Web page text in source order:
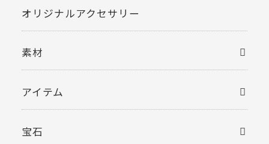
オリジナルアクセサリー
素材
アイテム
宝石